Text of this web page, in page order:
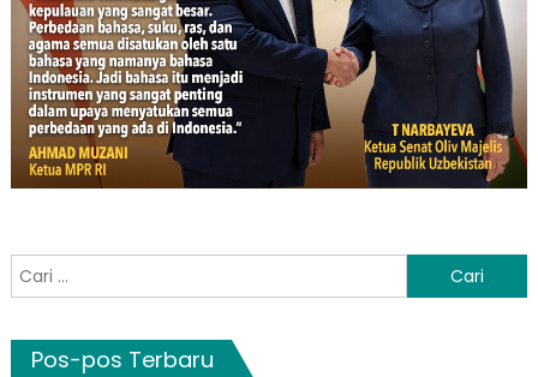
Cari
untuk:
Pos-pos Terbaru